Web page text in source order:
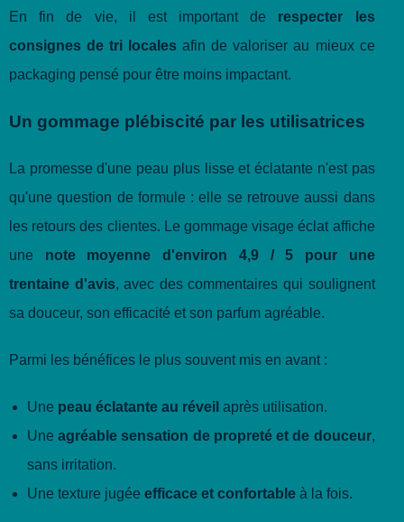
En fin de vie, il est important de respecter les
consignes de tri locales afin de valoriser au mieux ce
packaging pensé pour être moins impactant.
Un gommage plébiscité par les utilisatrices
La promesse d'une peau plus lisse et éclatante n'est pas
qu'une question de formule : elle se retrouve aussi dans
les retours des clientes. Le gommage visage éclat affiche
une note moyenne d'environ 4,9 / 5 pour une
trentaine d'avis, avec des commentaires qui soulignent
sa douceur, son efficacité et son parfum agréable.
Parmi les bénéfices le plus souvent mis en avant :
Une peau éclatante au réveil après utilisation.
Uneagréable sensation de propreté et de douceur,
sans irritation.
Une texture jugée efficace et confortable à la fois.